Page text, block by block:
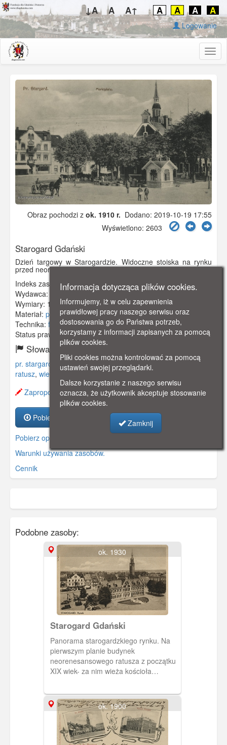
↓A A A↑ A A A A
Logowanie
Obraz pochodzi z ok. 1910 r. Dodano: 2019-10-19 17:55
Wyświetlono: 2603
Starogard Gdański
Dzień targowy w Starogardzie. Widoczne stoiska na rynku
przed neorenesansowym ratuszem z początków XIX wieku.
Indeks zasobu:GSP00202
Wydawca:
E. Schutz, Pr. Stargard
Wymiary: 138 x 88 mm
Materiał: pocztówka
Technika: fotografia czarno-biała
Status prawny:Użycie Niekomercyjne
Słowa kluczowe:
pr. stargard preußisch stargard,rynek,stoiska ,wóz konny
ratusz, wieża ,neorenesansowy,dzień targowy
Zaproponuj zmianę opisu.
Pobierz zasób
Pobierz opis
Warunki używania zasobów.
Cennik
Podobne zasoby:
ok. 1930
Starogard Gdański
Panorama starogardzkiego rynku. Na
pierwszym planie budynek
neorenesansowego ratusza z początku
XIX wiek- za nim wieża kościoła
ok. 1900
Informacja dotycząca plików cookies.
Informujemy, iż w celu zapewnienia
prawidłowej pracy naszego serwisu oraz
dostosowania go do Państwa potrzeb,
korzystamy z informacji zapisanych za pomocą
plików cookies.
Pliki cookies można kontrolować za pomocą
ustawień swojej przeglądarki.
Dalsze korzystanie z naszego serwisu
oznacza, że użytkownik akceptuje stosowanie
plików cookies.
Zamknij